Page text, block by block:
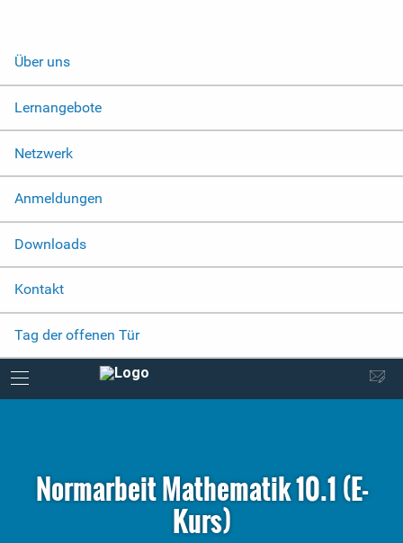
Über uns
Lernangebote
Netzwerk
Anmeldungen
Downloads
Kontakt
Tag der offenen Tür
Normarbeit Mathematik 10.1 (E-
Kurs)